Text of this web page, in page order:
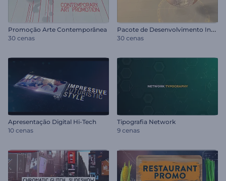
Promoção Arte Contemporânea
30 cenas
P
acote de Desenvolvimento Industrial
30 cenas
Apresentação Digital Hi-Tech
10 cenas
Tipografia Network
9 cenas